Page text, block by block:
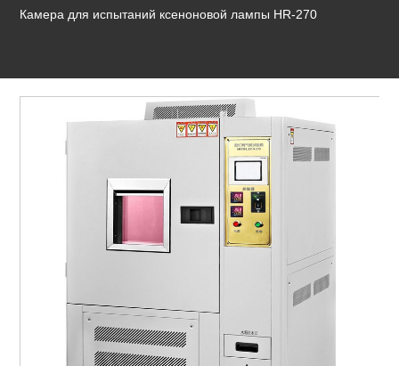
Камера для испытаний ксеноновой лампы HR-270